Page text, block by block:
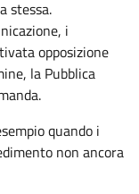
stessa.
i
opposizione
la Pubblica
quando i
non ancora